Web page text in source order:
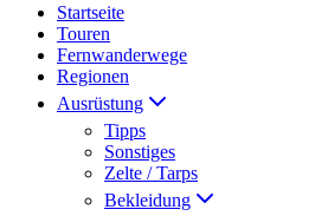
Startseite
Touren
Fernwanderwege
Regionen
Ausrüstung
Tipps
Sonstiges
Zelte / Tarps
Bekleidung